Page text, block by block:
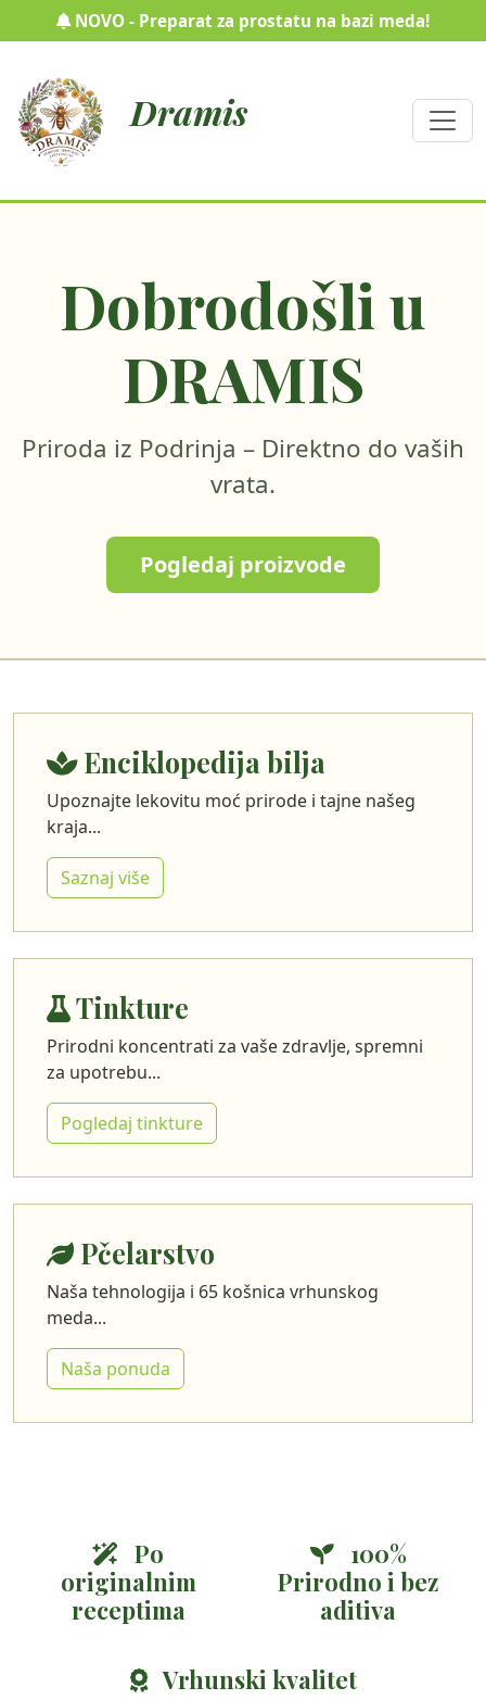
NOVO - Preparat za prostatu na bazi meda!
Dramis
Dobrodošli u
DRAMIS
Priroda iz Podrinja – Direktno do vaših
vrata.
Pogledaj proizvode
Enciklopedija bilja
Upoznajte lekovitu moć prirode i tajne našeg
kraja...
Saznaj više
Tinkture
Prirodni koncentrati za vaše zdravlje, spremni
za upotrebu...
Pogledaj tinkture
Pčelarstvo
Naša tehnologija i 65 košnica vrhunskog
meda...
Naša ponuda
Po
originalnim
receptima
100%
Prirodno i bez
aditiva
Vrhunski kvalitet